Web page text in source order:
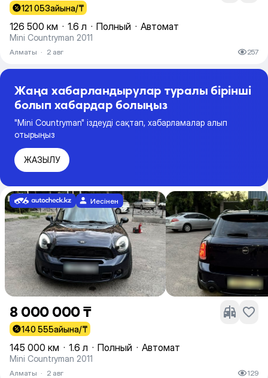
121 053айына/₸
126 500 км · 1.6 л · Полный · Автомат
Mini Countryman 2011
Алматы · 2 авг 257
Жаңа хабарландырулар туралы бірінші
болып хабардар болыңыз
"Mini Countryman" іздеуді сақтап, хабарламалар алып
отырыңыз
ЖАЗЫЛУ
Иесінен
8 000 000 ₸
140 555айына/₸
145 000 км · 1.6 л · Полный · Автомат
Mini Countryman 2011
Алматы · 2 авг 129